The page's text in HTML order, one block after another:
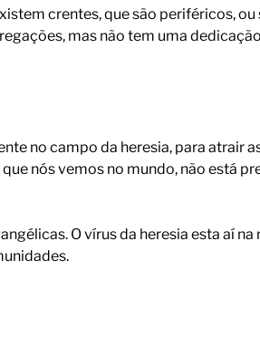
crentes, que são periféricos, ou
mas não tem uma
no campo da heresia, para atrair
nós vemos no mundo, não está
O vírus da heresia esta aí